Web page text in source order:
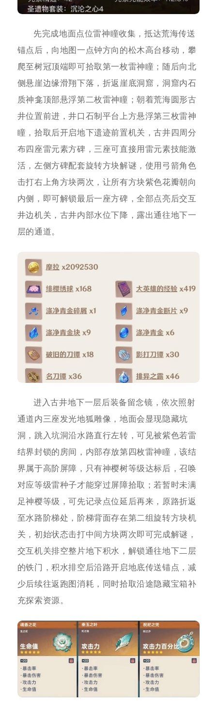
先完成地面点位雷神瞳收集，抵达荒海传送
锚点后，向地图一点钟方向的松木高台移动，攀
爬至树冠顶端即可拾取第一枚雷神瞳；随后向北
侧悬崖边缘滑翔下落，折返崖底洞窟，洞窟内石
质神龛顶部悬浮第二枚雷神瞳；朝着荒海圆形古
井位置前进，井口石制平台上方悬浮第三枚雷神
瞳，拾取后开启地下遗迹前置机关，古井四周分
布四座雷元素方碑，三座可直接用雷元素技能激
活，左侧方碑配套旋转方块解谜，使用弓箭角色
击打右上角方块两次，让所有方块紫色花瓣朝向
内侧，即可解锁最后一座方碑，全部点亮后交互
井边机关，古井内部水位下降，露出通往地下一
层的通道。
进入古井地下一层后装备留念镜，依次照射
通道内三座发光地狐雕像，地面会显现隐藏坑
洞，跳入坑洞沿水路直行左转，可见被紫色若雷
结界封锁的房间，内部存放第四枚雷神瞳，该结
界属于高阶屏障，只有神樱树等级达标后，召唤
对应等级雷种子才能穿过屏障拾取；若暂时未满
足神樱等级，可先记录点位延后再来，原路折返
至水路阶梯处，阶梯背面存在第二组旋转方块机
关，初始状态击打中间方块两次即可完成解谜，
交互机关排空整片地下积水，解锁通往地下二层
的铁门，积水排空后沿路开启地底传送锚点，减
少后续往返跑图消耗，同时拾取沿途隐藏宝箱补
充探索资源。